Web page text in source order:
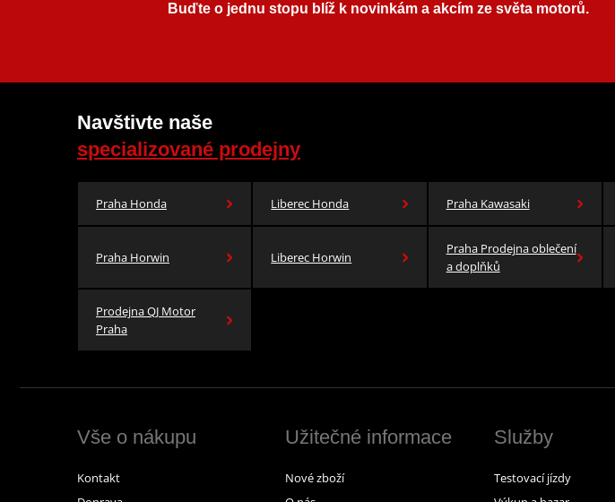
Buďte o jednu stopu blíž k novinkám a akcím ze světa motorů.
Navštivte naše
specializované prodejny
Praha Honda Liberec Honda Praha Kawasaki
Praha Horwin Liberec Horwin
Praha Prodejna oblečení
a doplňků
Prodejna QJ Motor
Praha
Vše o nákupu
Kontakt
Užitečné informace
Nové zboží
Služby
Testovací jízdy